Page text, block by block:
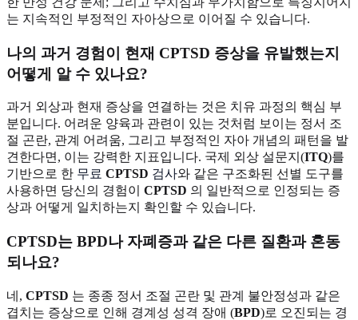
는 지속적인 부정적인 자아상으로 이어질 수 있습니다.
나의 과거 경험이 현재 CPTSD 증상을 유발했는지
어떻게 알 수 있나요?
과거 외상과 현재 증상을 연결하는 것은 치유 과정의 핵심 부
분입니다. 어려운 양육과 관련이 있는 것처럼 보이는 정서 조
절 곤란, 관계 어려움, 그리고 부정적인 자아 개념의 패턴을 발
견한다면, 이는 강력한 지표입니다. 국제 외상 설문지(ITQ)를
기반으로 한 무료 CPTSD 검사와 같은 구조화된 선별 도구를
사용하면 당신의 경험이 CPTSD 의 일반적으로 인정되는 증
상과 어떻게 일치하는지 확인할 수 있습니다.
CPTSD는 BPD나 자폐증과 같은 다른 질환과 혼동
되나요?
네, CPTSD 는 종종 정서 조절 곤란 및 관계 불안정성과 같은
겹치는 증상으로 인해 경계성 성격 장애 (BPD)로 오진되는 경